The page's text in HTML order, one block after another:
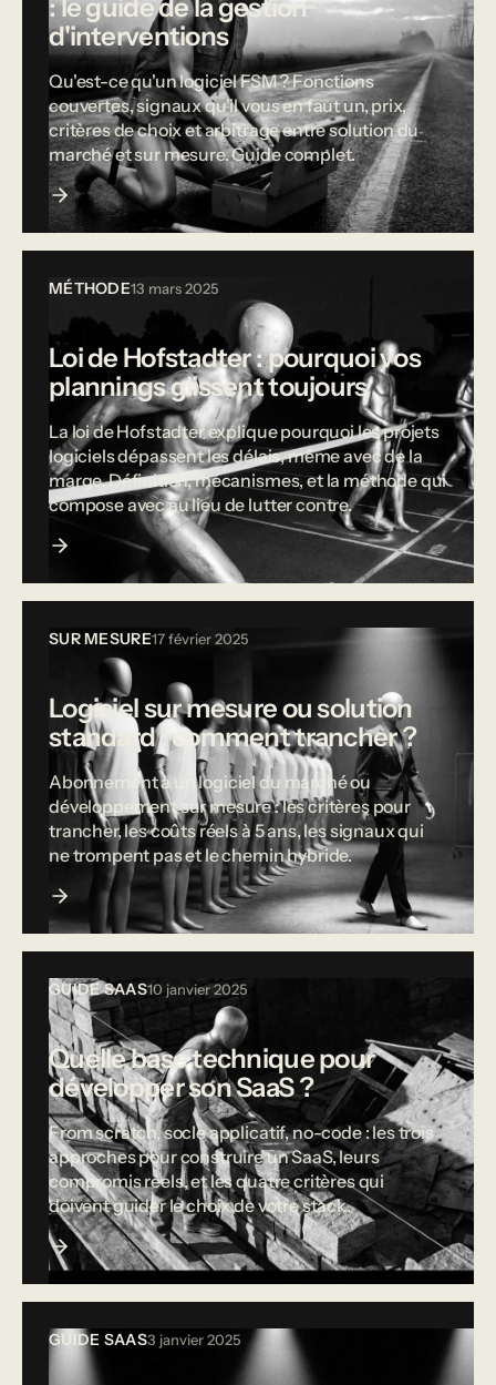
: le guide de la gestion
d'interventions
Qu'est-ce qu'un logiciel FSM ? Fonctions
couvertes, signaux qu'il vous en faut un, prix,
critères de choix et arbitrage entre solution du
marché et sur mesure. Guide complet.
MÉTHODE13 mars 2025
Loi de Hofstadter : pourquoi vos
plannings glissent toujours
La loi de Hofstadter explique pourquoi les projets
logiciels dépassent les délais, même avec de la
marge. Définition, mécanismes, et la méthode qui
compose avec au lieu de lutter contre.
SUR MESURE17 février 2025
Logiciel sur mesure ou solution
standard : comment trancher ?
Abonnement à un logiciel du marché ou
développement sur mesure : les critères pour
trancher, les coûts réels à 5 ans, les signaux qui
ne trompent pas et le chemin hybride.
GUIDE SAAS10 janvier 2025
Quelle base technique pour
développer son SaaS ?
From scratch, socle applicatif, no-code : les trois
approches pour construire un SaaS, leurs
compromis réels, et les quatre critères qui
doivent guider le choix de votre stack.
GUIDE SAAS3 janvier 2025